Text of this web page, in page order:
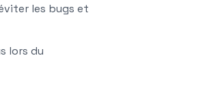
les bugs et
lors du